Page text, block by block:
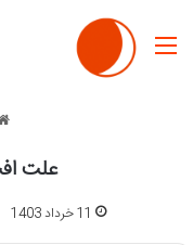
منو
علت
11 خرداد 1403